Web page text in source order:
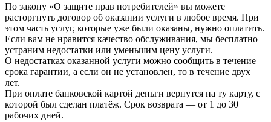
По закону «О защите прав потребителей» вы можете
расторгнуть договор об оказании услуги в любое время. При
этом часть услуг, которые уже были оказаны, нужно оплатить.
Если вам не нравится качество обслуживания, мы бесплатно
устраним недостатки или уменьшим цену услуги.
О недостатках оказанной услуги можно сообщить в течение
срока гарантии, а если он не установлен, то в течение двух
лет.
При оплате банковской картой деньги вернутся на ту карту, с
которой был сделан платёж. Срок возврата — от 1 до 30
рабочих дней.